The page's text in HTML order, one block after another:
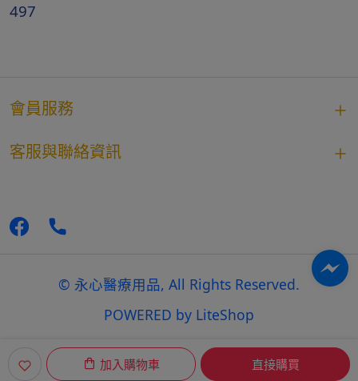
加入購物車 直接購買
497
會員服務
客服與聯絡資訊
© 永心醫療用品, All Rights Reserved.
POWERED by LiteShop